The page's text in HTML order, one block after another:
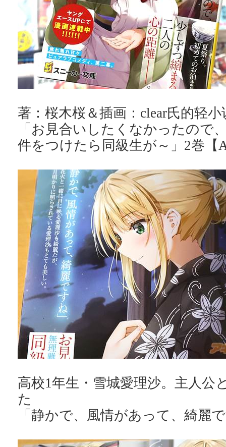
著：桜木桜＆插画：clear氏的轻小
「お見合いしたくなかったので
件をつけたら同級生が～」2巻【
高校1年生・雪城愛理沙。主人公
た
「静かで、風情があって、綺麗